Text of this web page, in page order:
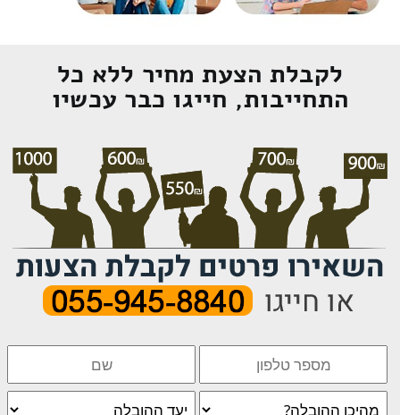
לקבלת הצעת מחיר ללא כל
התחייבות, חייגו כבר עכשיו